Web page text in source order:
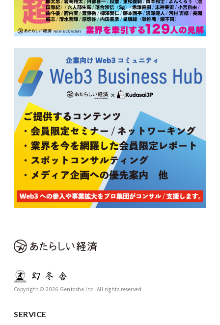
Copyright © 2026 Gentosha Inc. All rights reserved.
SERVICE